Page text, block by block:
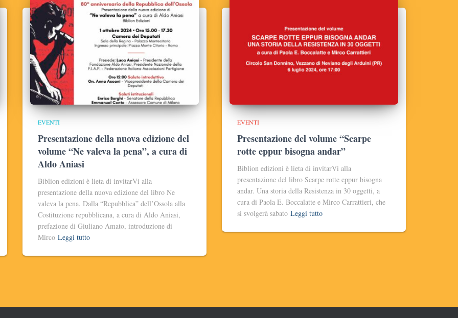
EVENTI
Presentazione della nuova edizione del
volume “Ne valeva la pena”, a cura di
Aldo Aniasi
Biblion edizioni è lieta di invitarVi alla
presentazione della nuova edizione del libro Ne
valeva la pena. Dalla “Repubblica” dell’Ossola alla
Costituzione repubblicana, a cura di Aldo Aniasi,
prefazione di Giuliano Amato, introduzione di
Mirco Leggi tutto
EVENTI
Presentazione del volume “Scarpe
rotte eppur bisogna andar”
Biblion edizioni è lieta di invitarVi alla
presentazione del libro Scarpe rotte eppur bisogna
andar. Una storia della Resistenza in 30 oggetti, a
cura di Paola E. Boccalatte e Mirco Carrattieri, che
si svolgerà sabato Leggi tutto